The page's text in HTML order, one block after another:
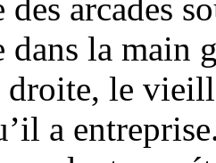
des arcades
la main
droite, le
a